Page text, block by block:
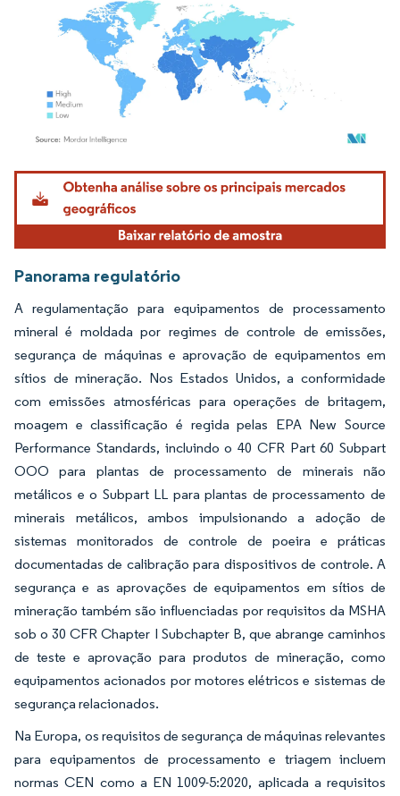
Imagem © Mordor Intelligence. O reuso requer atribuição conforme CC BY 4.0.
Panorama regulatório
A regulamentação para equipamentos de processamento
mineral é moldada por regimes de controle de emissões,
segurança de máquinas e aprovação de equipamentos em
sítios de mineração. Nos Estados Unidos, a conformidade
com emissões atmosféricas para operações de britagem,
moagem e classificação é regida pelas EPA New Source
Performance Standards, incluindo o 40 CFR Part 60 Subpart
OOO para plantas de processamento de minerais não
metálicos e o Subpart LL para plantas de processamento de
minerais metálicos, ambos impulsionando a adoção de
sistemas monitorados de controle de poeira e práticas
documentadas de calibração para dispositivos de controle. A
segurança e as aprovações de equipamentos em sítios de
mineração também são influenciadas por requisitos da MSHA
sob o 30 CFR Chapter I Subchapter B, que abrange caminhos
de teste e aprovação para produtos de mineração, como
equipamentos acionados por motores elétricos e sistemas de
segurança relacionados.
Na Europa, os requisitos de segurança de máquinas relevantes
para equipamentos de processamento e triagem incluem
normas CEN como a EN 1009-5:2020, aplicada a requisitos